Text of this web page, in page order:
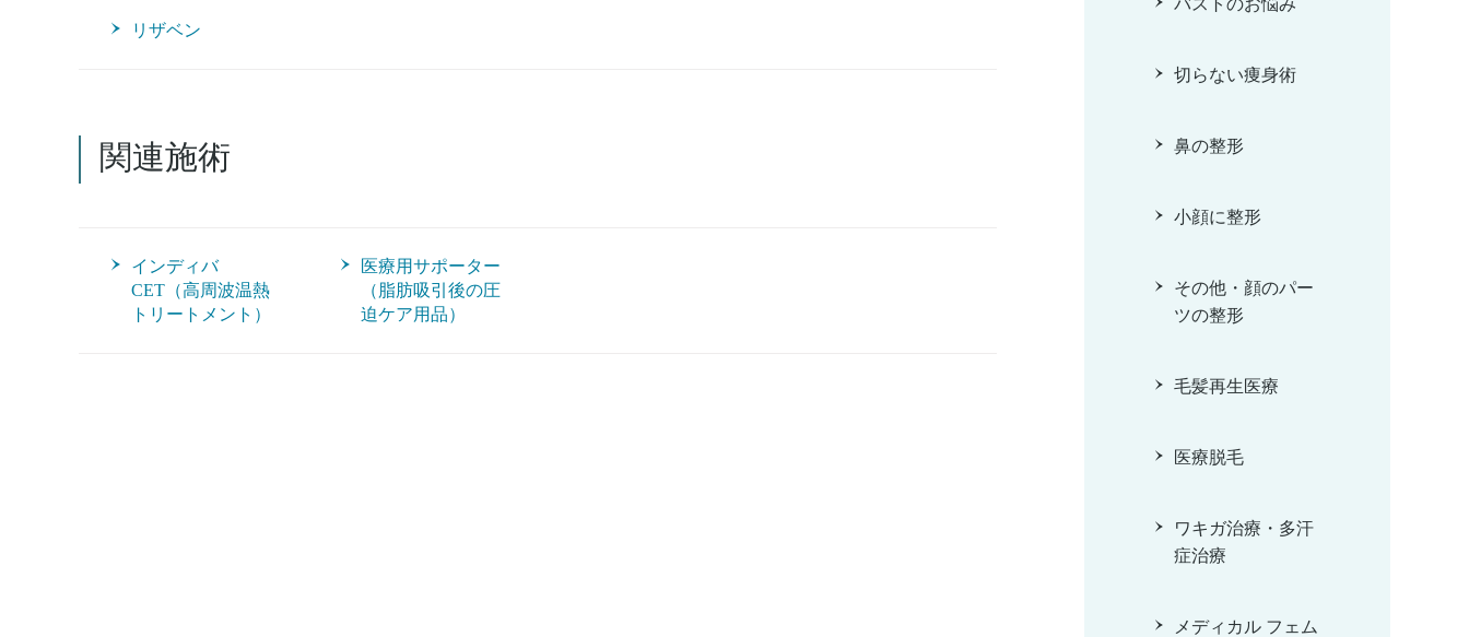
バストのお悩み
切らない痩身術
鼻の整形
小顔に整形
その他・顔のパー
ツの整形
毛髪再生医療
医療脱毛
ワキガ治療・多汗
症治療
メディカル フェム
リザベン
関連施術
インディバ
CET（高周波温熱
トリートメント）
医療用サポーター
（脂肪吸引後の圧
迫ケア用品）